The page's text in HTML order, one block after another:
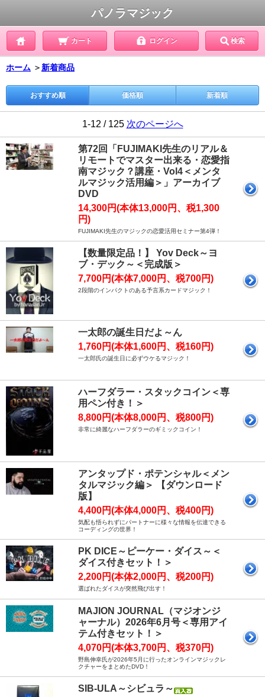
パノラマジック
カート ログイン 検索
ホーム ＞ 新着商品
おすすめ順 価格順 新着順
1-12 / 125 次のページへ
第72回「FUJIMAKI先生のリアル＆
リモートでマスター出来る・恋愛指
南マジック？講座・Vol4＜メンタ
ルマジック活用編＞」アーカイブ
DVD
14,300円(本体13,000円、税1,300
円)
FUJIMAKI先生のマジックの恋愛活用セミナー第4弾！
【数量限定品！】 Yov Deck～ヨ
ブ・デック～＜完成版＞
7,700円(本体7,000円、税700円)
2段階のインパクトのある予言系カードマジック！
一太郎の誕生日だよ～ん
1,760円(本体1,600円、税160円)
一太郎氏の誕生日に必ずウケるマジック！
ハーフダラー・スタックコイン＜専
用ペン付き！＞
8,800円(本体8,000円、税800円)
非常に綺麗なハーフダラーのギミックコイン！
アンタップド・ポテンシャル＜メン
タルマジック編＞ 【ダウンロード
版】
4,400円(本体4,000円、税400円)
気配も悟られずにパートナーに様々な情報を伝達できる
コーディングの世界！
PK DICE～ピーケー・ダイス～＜
ダイス付きセット！＞
2,200円(本体2,000円、税200円)
選ばれたダイスが突然飛び出す！
MAJION JOURNAL（マジオンジ
ャーナル）2026年6月号＜専用アイ
テム付きセット！＞
4,070円(本体3,700円、税370円)
野島伸幸氏が2026年5月に行ったオンラインマジックレ
クチャーをまとめたDVD！
SIB-ULA～シビュラ～